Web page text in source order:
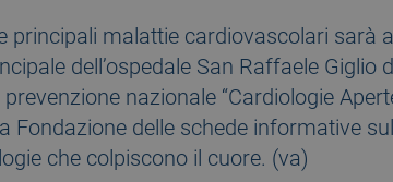
principali malattie cardiovascolari sarà
dell’ospedale San Raffaele Giglio
nazionale “Cardiologie
Fondazione delle schede informative
che colpiscono il cuore. (va)